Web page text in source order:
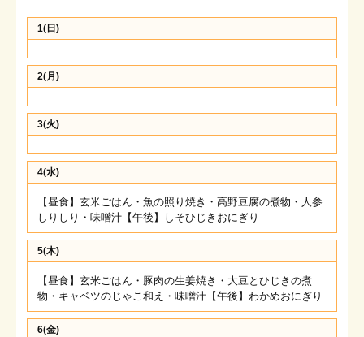
1(日)
2(月)
3(火)
4(水)
【昼食】玄米ごはん・魚の照り焼き・高野豆腐の煮物・人参
しりしり・味噌汁【午後】しそひじきおにぎり
5(木)
【昼食】玄米ごはん・豚肉の生姜焼き・大豆とひじきの煮
物・キャベツのじゃこ和え・味噌汁【午後】わかめおにぎり
6(金)